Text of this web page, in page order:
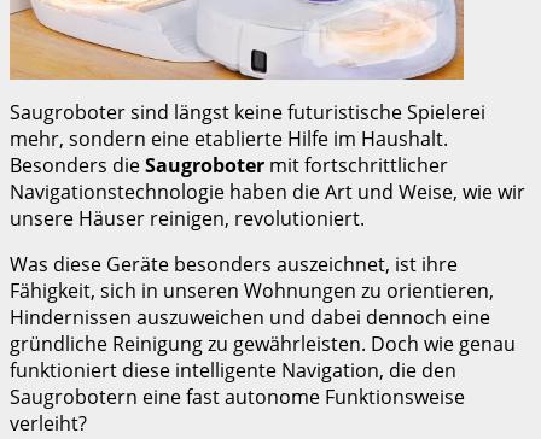
Saugroboter sind längst keine futuristische Spielerei
mehr, sondern eine etablierte Hilfe im Haushalt.
Besonders dieSaugroboter mit fortschrittlicher
Navigationstechnologie haben die Art und Weise, wie wir
unsere Häuser reinigen, revolutioniert.
Was diese Geräte besonders auszeichnet, ist ihre
Fähigkeit, sich in unseren Wohnungen zu orientieren,
Hindernissen auszuweichen und dabei dennoch eine
gründliche Reinigung zu gewährleisten. Doch wie genau
funktioniert diese intelligente Navigation, die den
Saugrobotern eine fast autonome Funktionsweise
verleiht?